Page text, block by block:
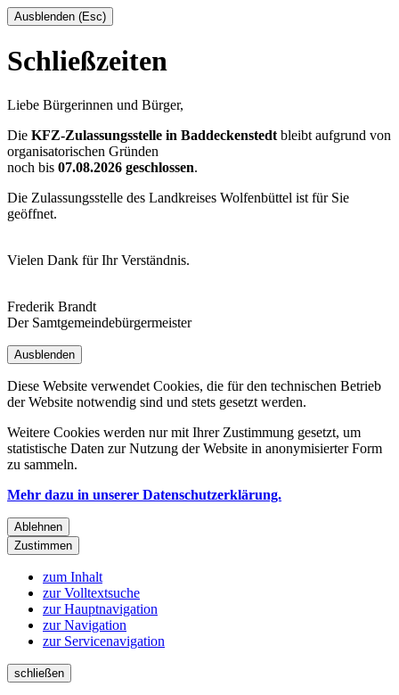
Ausblenden (Esc)
Schließzeiten
Liebe Bürgerinnen und Bürger,
Die KFZ-Zulassungsstelle in Baddeckenstedt bleibt aufgrund von
organisatorischen Gründen
noch bis 07.08.2026 geschlossen.
Die Zulassungsstelle des Landkreises Wolfenbüttel ist für Sie
geöffnet.
Vielen Dank für Ihr Verständnis.
Frederik Brandt
Der Samtgemeindebürgermeister
Ausblenden
Diese Website verwendet Cookies, die für den technischen Betrieb
der Website notwendig sind und stets gesetzt werden.
Weitere Cookies werden nur mit Ihrer Zustimmung gesetzt, um
statistische Daten zur Nutzung der Website in anonymisierter Form
zu sammeln.
Mehr dazu in unserer Datenschutzerklärung.
Ablehnen
Zustimmen
zum Inhalt
zur Volltextsuche
zur Hauptnavigation
zur Navigation
zur Servicenavigation
schließen